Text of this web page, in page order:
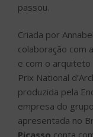
passou.
Criada por
colaboração com
e com o arquiteto
Prix National
produzida pela
empresa do
apresentada no